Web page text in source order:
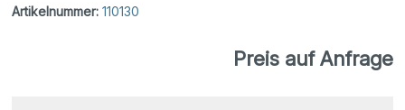
Artikelnummer: 110130
Preis auf Anfrage